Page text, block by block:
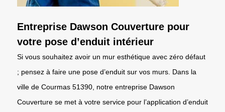
Entreprise Dawson Couverture pour
votre pose d’enduit intérieur
Si vous souhaitez avoir un mur esthétique avec zéro défaut
; pensez à faire une pose d’enduit sur vos murs. Dans la
ville de Courmas 51390, notre entreprise Dawson
Couverture se met à votre service pour l’application d’enduit